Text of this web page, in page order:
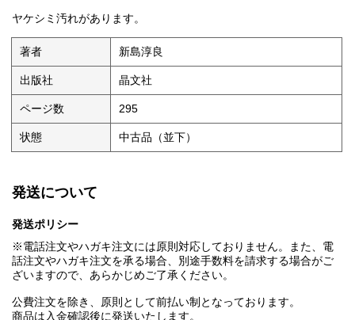
ヤケシミ汚れがあります。
著者 新島淳良
出版社 晶文社
ページ数 295
状態 中古品（並下）
発送について
発送ポリシー
※電話注文やハガキ注文には原則対応しておりません。また、電
話注文やハガキ注文を承る場合、別途手数料を請求する場合がご
ざいますので、あらかじめご了承ください。
公費注文を除き、原則として前払い制となっております。
商品は入金確認後に発送いたします。